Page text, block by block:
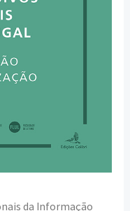
da Informação